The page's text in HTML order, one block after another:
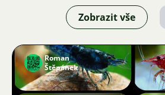
Zobrazit vše
Roman
Štěpánek